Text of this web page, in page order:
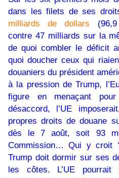
dans les filets de ses
milliards de dollars (96,9
contre 47 milliards sur la
de quoi combler le déficit
quoi doucher ceux qui
douaniers du président
à la pression de Trump,
figure en menaçant
désaccord, l’UE
propres droits de douane
dès le 7 août, soit 93
Commission… Qui y croit
Trump doit dormir sur ses
les côtes. L’UE pourrait